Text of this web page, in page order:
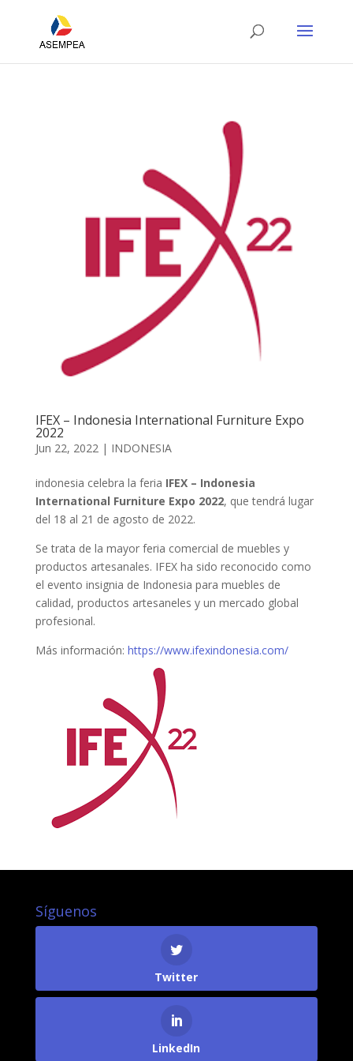
IFEX – Indonesia International Furniture Expo
2022
Jun 22, 2022| INDONESIA
indonesia celebra la feria IFEX – Indonesia
International Furniture Expo 2022, que tendrá lugar
del 18 al 21 de agosto de 2022.
Se trata de la mayor feria comercial de muebles y
productos artesanales. IFEX ha sido reconocido como
el evento insignia de Indonesia para muebles de
calidad, productos artesaneles y un mercado global
profesional.
Más información: https://www.ifexindonesia.com/
Síguenos
Twitter
LinkedIn